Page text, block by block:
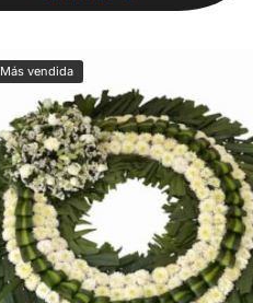
Más vendida